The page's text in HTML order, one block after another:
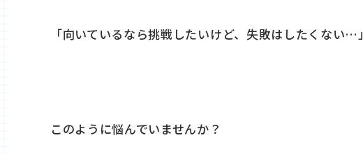
「向いているなら挑戦したいけど、失敗はしたくない…」
このように悩んでいませんか？